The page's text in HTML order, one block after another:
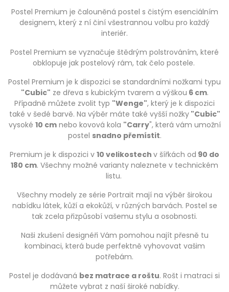
Postel Premium je čalouněná postel s čistým esenciálním
designem, který z ní činí všestrannou volbu pro každý
interiér.
Postel Premium se vyznačuje štědrým polstrováním, které
obklopuje jak postelový rám, tak čelo postele.
Postel Premium je k dispozici se standardními nožkami typu
"Cubic" ze dřeva s kubickým tvarem a výškou 6 cm.
Případně můžete zvolit typ "Wenge", který je k dispozici
také v šedé barvě. Na výběr máte také vyšší nožky"Cubic"
vysoké 10 cmnebo kovová kola "Carry", která vám umožní
postel snadno přemístit.
Premium je k dispozici v 10 velikostech v šířkách od 90 do
180 cm. Všechny možné varianty naleznete v technickém
listu.
Všechny modely ze série Portrait mají na výběr širokou
nabídku látek, kůží a ekokůží, v různých barvách. Postel se
tak zcela přizpůsobí vašemu stylu a osobnosti.
Naši zkušení designéři Vám pomohou najít přesně tu
kombinaci, která bude perfektně vyhovovat vašim
potřebám.
Postel je dodávaná bez matrace a roštu. Rošt i matraci si
můžete vybrat z naší široké nabídky.